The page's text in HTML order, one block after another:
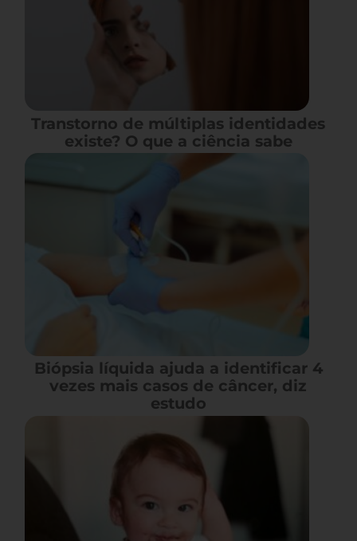
Transtorno de múltiplas identidades
existe? O que a ciência sabe
Biópsia líquida ajuda a identificar 4
vezes mais casos de câncer, diz
estudo